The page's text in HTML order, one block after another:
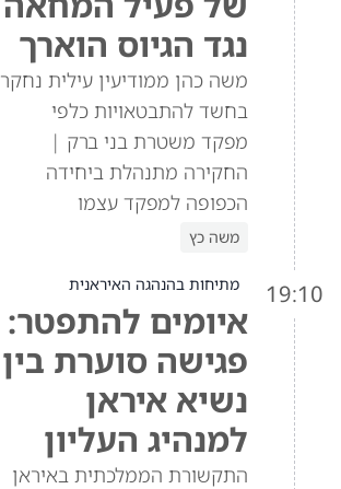
נגד הגיוס הוארך
משה כהן ממודיעין עילית נחקר
בחשד להתבטאויות כלפי
מפקד משטרת בני ברק |
החקירה מתנהלת ביחידה
הכפופה למפקד עצמו
משה כץ
19:10 מתיחות בהנהגה האיראנית
איומים להתפטר:
פגישה סוערת בין
נשיא איראן
למנהיג העליון
התקשורת הממלכתית באיראן